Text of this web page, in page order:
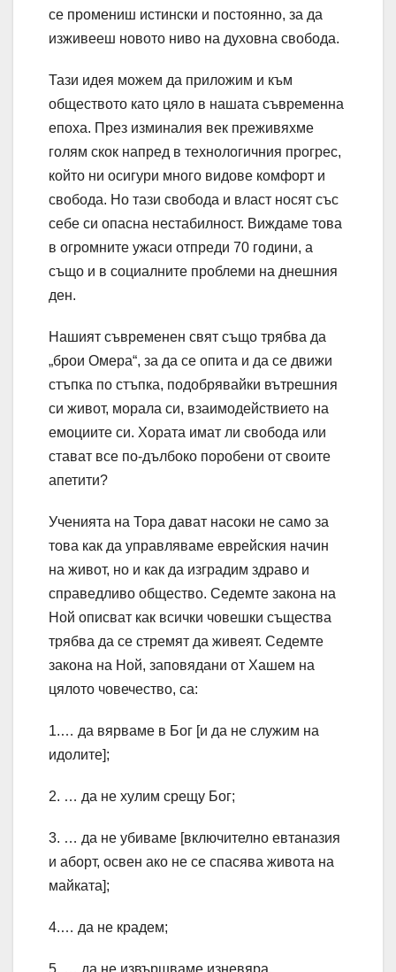
се промениш истински и постоянно, за да
изживееш новото ниво на духовна свобода.
Тази идея можем да приложим и към
обществото като цяло в нашата съвременна
епоха. През изминалия век преживяхме
голям скок напред в технологичния прогрес,
който ни осигури много видове комфорт и
свобода. Но тази свобода и власт носят със
себе си опасна нестабилност. Виждаме това
в огромните ужаси отпреди 70 години, а
също и в социалните проблеми на днешния
ден.
Нашият съвременен свят също трябва да
„брои Омера“, за да се опита и да се движи
стъпка по стъпка, подобрявайки вътрешния
си живот, морала си, взаимодействието на
емоциите си. Хората имат ли свобода или
стават все по-дълбоко поробени от своите
апетити?
Ученията на Тора дават насоки не само за
това как да управляваме еврейския начин
на живот, но и как да изградим здраво и
справедливо общество. Седемте закона на
Ной описват как всички човешки същества
трябва да се стремят да живеят. Седемте
закона на Ной, заповядани от Хашем на
цялото човечество, са:
1.… да вярваме в Бог [и да не служим на
идолите];
2. … да не хулим срещу Бог;
3. … да не убиваме [включително евтаназия
и аборт, освен ако не се спасява живота на
майката];
4.… да не крадем;